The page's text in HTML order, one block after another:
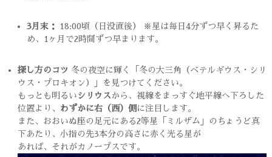
3月末：
18:00頃（日没直後） ※星は毎日4分ずつ早く昇るた
め、1ヶ月で2時間ずつ早まります。
探し方のコツ 冬の夜空に輝く「冬の大三角（ベテルギウス・シリ
ウス・プロキオン）」を見つけてください。
もっとも明るい シリウス から、視線をまっすぐ地平線へ下ろした
位置より、 わずかに右（西）側 に注目します。
また、おおいぬ座の足元にある2等星「ミルザム」のちょうど真
下あたり、小指の先3本分の高さに赤く光る星が
あれば、それがカノープスです。